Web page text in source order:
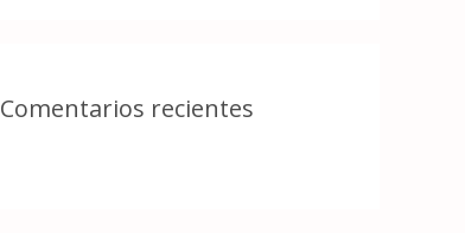
Comentarios recientes